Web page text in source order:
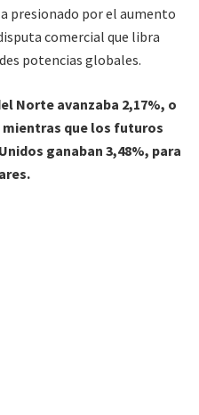
presionado por el aumento
comercial que libra
potencias globales.
Norte avanzaba 2,17%, o
mientras que los futuros
ganaban 3,48%, para